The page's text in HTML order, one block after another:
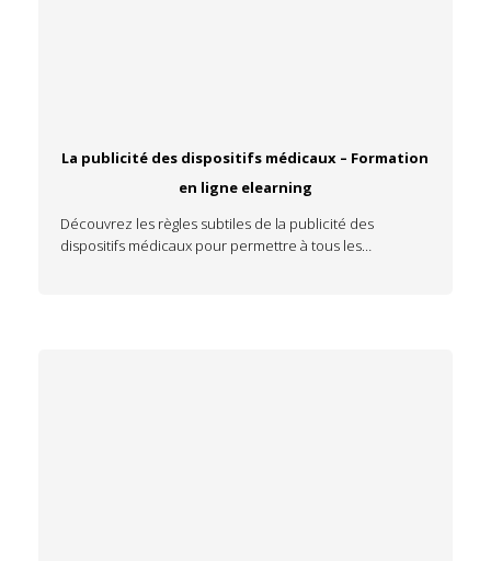
La publicité des dispositifs médicaux – Formation
en ligne elearning
Découvrez les règles subtiles de la publicité des
dispositifs médicaux pour permettre à tous les…